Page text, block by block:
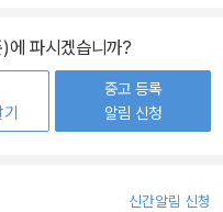
에 파시겠습니까?
중고 등록
알림 신청
신간알림 신청